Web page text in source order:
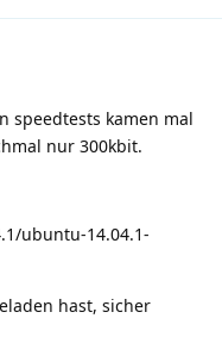
speedtests kamen mal
nur 300kbit.
ubuntu-14.04.1-
hast, sicher